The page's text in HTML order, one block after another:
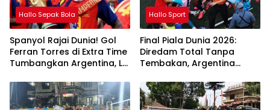
Hallo Sepak Bola
Spanyol Rajai Dunia! Gol
Ferran Torres di Extra Time
Tumbangkan Argentina, La
2026
Hallo Sport
Final Piala Dunia 2026:
Diredam Total Tanpa
Tembakan, Argentina
ke Spanyol